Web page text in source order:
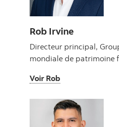
Rob Irvine
Directeur principal,
mondiale de patrimoine
Voir RobVoir Rob